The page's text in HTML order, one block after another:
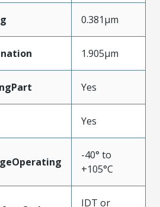
0.381µm
1.905µm
Yes
Yes
-40° to
+105°C
IDT or